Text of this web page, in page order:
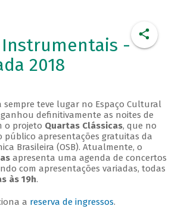
-
2018
sempre teve lugar no Espaço Cultural
ganhou definitivamente as noites de
o projeto Quartas Clássicas, que no
público apresentações gratuitas da
Brasileira (OSB). Atualmente, o
apresenta uma agenda de concertos
com apresentações variadas, todas
às 19h.
a reserva de ingressos.